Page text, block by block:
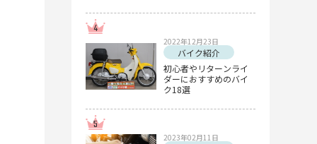
2022年12月23日
バイク紹介
初心者やリターンライ
ダーにおすすめのバイ
ク18選
2023年02月11日